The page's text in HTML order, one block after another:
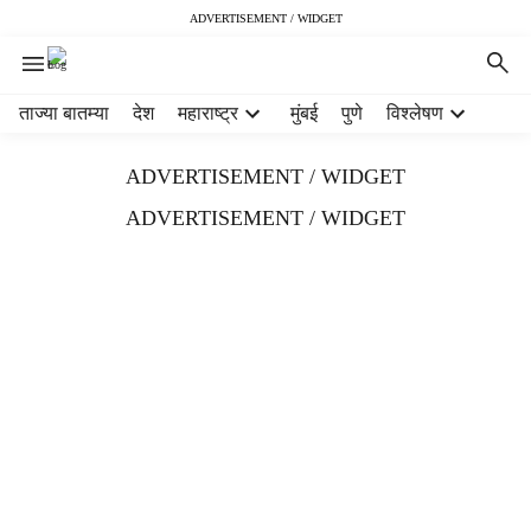
ADVERTISEMENT / WIDGET
ताज्या बातम्या देश महाराष्ट्र मुंबई पुणे विश्लेषण
ADVERTISEMENT / WIDGET
ADVERTISEMENT / WIDGET